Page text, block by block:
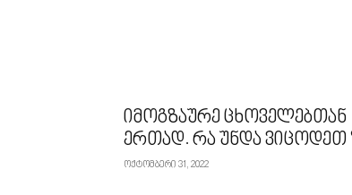
იმოგზაურე ცხოველებთან
ერთად. რა უნდა ვიცოდეთ
ოქტომბერი 31, 2022